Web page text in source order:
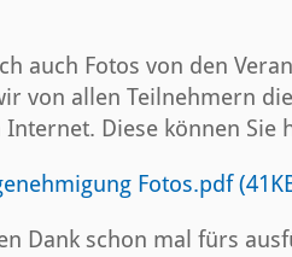
auch Fotos von den
von allen Teilnehmern
Diese können Sie
Fotos.pdf
Dank schon mal fürs